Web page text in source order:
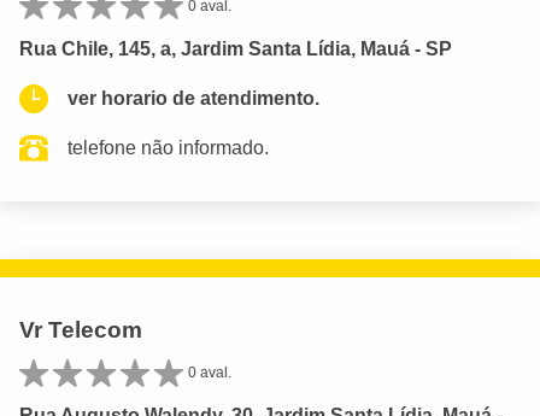
0 aval.
Rua Chile, 145, a, Jardim Santa Lídia, Mauá - SP
ver horario de atendimento.
telefone não informado.
Vr Telecom
0 aval.